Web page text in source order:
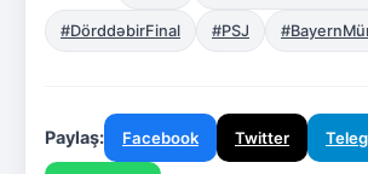
#DörddəbirFinal #PSJ
Paylaş: Facebook Twitter